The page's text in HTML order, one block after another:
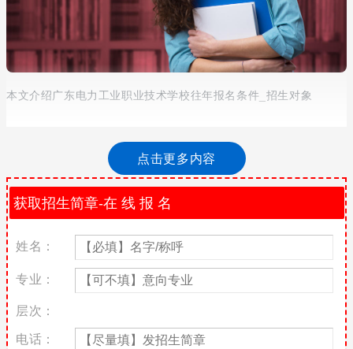
本文介绍广东电力工业职业技术学校往年报名条件_招生对象
又到了一年一度的毕业季，在新一轮的招生季上，面临毕业的学生
们在选择学校的时候不免有些迷茫，在选择报考学校的时候，学校
的招生信息是最权威也是最详细的信息，其实广东电力工业职业技
术学校就作为一所学校中的翘楚，十分受到学生的追捧，在这里老
师为学生们整理了一些关于广东电力工业职业技术学校的招生条
件，希望可以对准备报考广东电力工业职业技术学校的学生们有所
帮助。
广东电力工业职业技术学校招生对象
2019年应届初中毕业生，往届初、高中毕业生，年龄在15—18
岁，身体健康，品行良好。
广东电力工业职业技术学校报名条件
点击更多内容
姓名：
专业：
层次：
电话：